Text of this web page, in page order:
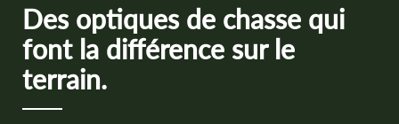
Des optiques de chasse qui
font la différence sur le
terrain.